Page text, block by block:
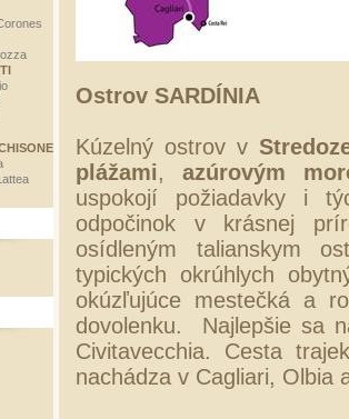
Ostrov SARDÍNIA
Kúzelný ostrov v
plážami,azúrovým
uspokojí požiadavky i
odpočinok v krásnej
osídleným talianskym
typických okrúhlych
okúzľujúce mestečká a
dovolenku. Najlepšie sa
Civitavecchia. Cesta
nachádza v Cagliari, Olbia